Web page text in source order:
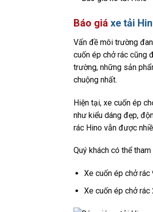
Báo giá xe tải
Vấn đề môi trường
cuốn ép chở rác cũng
trường, những sản
chuộng nhất.
Hiện tại, xe cuốn ép
như kiểu dáng đẹp,
rác Hino vẫn được
Quý khách có thể
Xe cuốn ép chở rác
Xe cuốn ép chở